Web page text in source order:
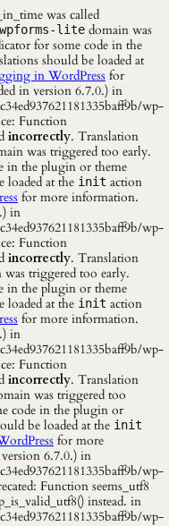
was called
wpforms-lite domain was
for some code in the
should be loaded at
in WordPress for
in version 6.7.0.) in
wp-
Function
incorrectly. Translation
was triggered too early.
in the plugin or theme
loaded at the init action
for more information.
in
wp-
Function
incorrectly. Translation
was triggered too early.
in the plugin or theme
loaded at the init action
for more information.
in
wp-
Function
incorrectly. Translation
was triggered too
code in the plugin or
be loaded at the init
for more
6.7.0.) in
wp-
Function seems_utf8
instead. in
wp-